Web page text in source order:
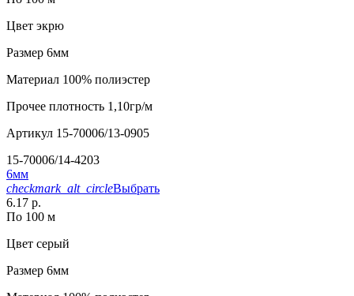
Цвет экрю
Размер 6мм
Материал 100% полиэстер
Прочее плотность 1,10гр/м
Артикул 15-70006/13-0905
15-70006/14-4203
6мм
checkmark_alt_circleВыбрать
6.17 р.
По 100 м
Цвет серый
Размер 6мм